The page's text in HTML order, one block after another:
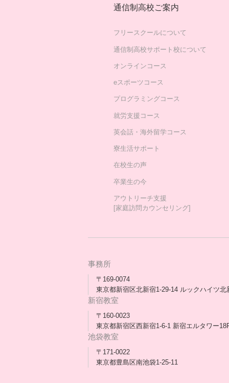
通信制高校ご案内
フリースクールについて
通信制高校サポート校について
オンラインコース
eスポーツコース
プログラミングコース
就労支援コース
英会話・海外留学コース
寮生活サポート
在校生の声
卒業生の今
アウトリーチ支援
[家庭訪問カウンセリング]
事務所
〒169-0074
東京都新宿区北新宿1-29-14 ルックハイツ北
新宿教室
〒160-0023
東京都新宿区西新宿1-6-1 新宿エルタワー
池袋教室
〒171-0022
東京都豊島区南池袋1-25-11